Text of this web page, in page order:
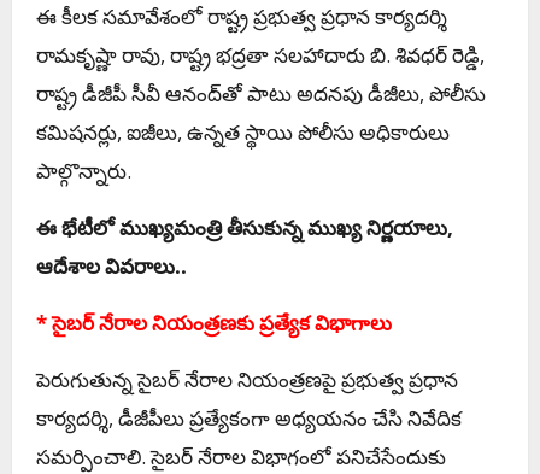
ఈ కీలక సమావేశంలో రాష్ట్ర ప్రభుత్వ ప్రధాన కార్యదర్శి
రామకృష్ణా రావు, రాష్ట్ర భద్రతా సలహాదారు బి. శివధర్ రెడ్డి,
రాష్ట్ర డీజీపీ సీవీ ఆనంద్‌తో పాటు అదనపు డీజీలు, పోలీసు
కమిషనర్లు, ఐజీలు, ఉన్నత స్థాయి పోలీసు అధికారులు
పాల్గొన్నారు.
ఈ భేటీలో ముఖ్యమంత్రి తీసుకున్న ముఖ్య నిర్ణయాలు,
ఆదేశాల వివరాలు..
* సైబర్ నేరాల నియంత్రణకు ప్రత్యేక విభాగాలు
పెరుగుతున్న సైబర్ నేరాల నియంత్రణపై ప్రభుత్వ ప్రధాన
కార్యదర్శి, డీజీపీలు ప్రత్యేకంగా అధ్యయనం చేసి నివేదిక
సమర్పించాలి. సైబర్ నేరాల విభాగంలో పనిచేసేందుకు